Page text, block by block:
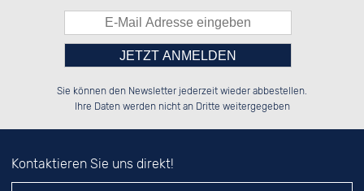
░░░░██░░░░░░██░░██░░██░░██░░██░░
░░████░░░░████░░██████░░██░░██░░
██░░░░░░░░░░██░░░░░░██░░██░░██░░
Bitte tragen Sie die Zahl in
das nebenstehende Feld ein.
Sie können den Newsletter jederzeit wieder abbestellen.
Ihre Daten werden nicht an Dritte weitergegeben
Kontaktieren Sie uns direkt!